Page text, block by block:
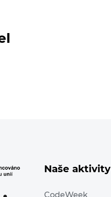
Naše aktivity
CodeWeek